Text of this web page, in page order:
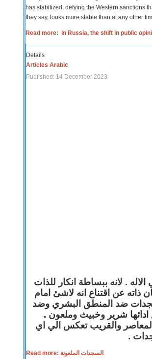
has stabilized, defying the Western sanctions
they say, looks more stable than at any other
Read more: In Russia, the shift in public
Details
Articles Arabic
Published: 14 December 2023
. لانه ببساطة انكار للذات
ذاته عن اقتناع انه لاشئ امام
ضد المنطق البشري وضد
ادائها شرير وخبيث وملعون .
المعاصر والقريب تعكس الي اي
.
Read more: السجدات الملعونة